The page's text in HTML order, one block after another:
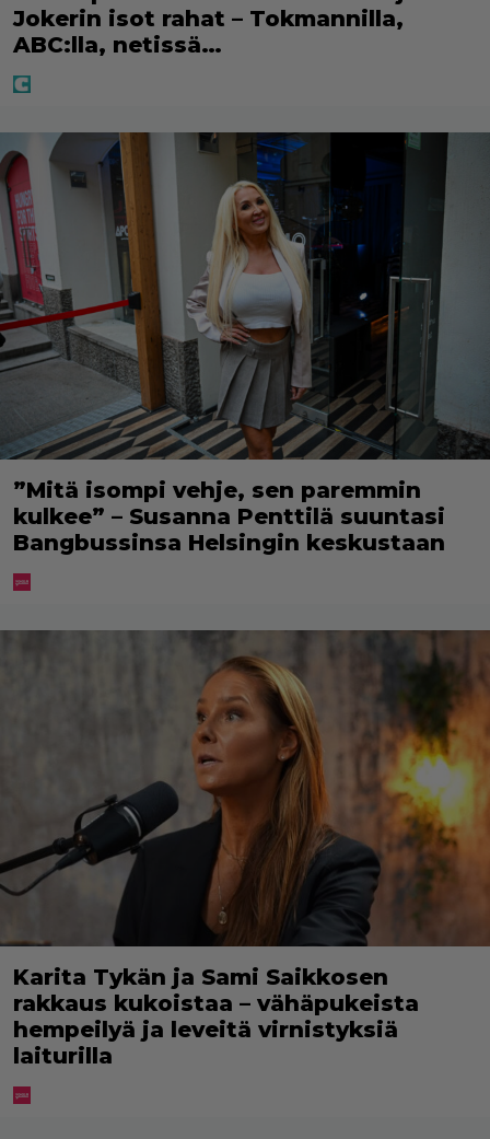
Jokerin isot rahat – Tokmannilla,
ABC:lla, netissä…
”Mitä isompi vehje, sen paremmin
kulkee” – Susanna Penttilä suuntasi
Bangbussinsa Helsingin keskustaan
Karita Tykän ja Sami Saikkosen
rakkaus kukoistaa – vähäpukeista
hempeilyä ja leveitä virnistyksiä
laiturilla